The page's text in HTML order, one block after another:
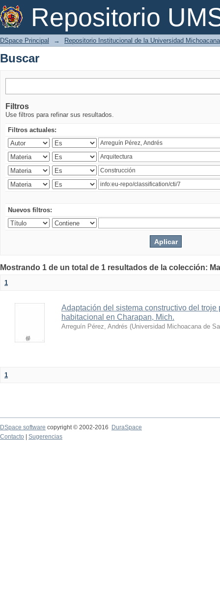
Repositorio
Buscar
DSpace Principal → Repositorio Institucional de la Universidad
Buscar
Filtros
Use filtros para refinar sus resultados.
Filtros actuales:
Nuevos filtros:
Mostrando 1 de un total de 1 resultados de la colección:
1
Adaptación del sistema constructivo del troje
habitacional en Charapan, Mich.
Arreguín Pérez, Andrés (Universidad Michoacana de
1
DSpace software copyright © 2002-2016
DuraSpace
Contacto
Sugerencias